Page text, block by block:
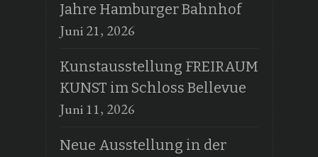
Jahre Hamburger Bahnhof
Juni 21, 2026
Kunstausstellung FREIRAUM
KUNST im Schloss Bellevue
Juni 11, 2026
Neue Ausstellung in der